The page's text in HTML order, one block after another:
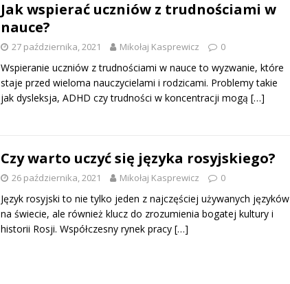
Jak wspierać uczniów z trudnościami w
nauce?
27 października, 2021 Mikołaj Kasprewicz 0
Wspieranie uczniów z trudnościami w nauce to wyzwanie, które
staje przed wieloma nauczycielami i rodzicami. Problemy takie
jak dysleksja, ADHD czy trudności w koncentracji mogą […]
Czy warto uczyć się języka rosyjskiego?
26 października, 2021 Mikołaj Kasprewicz 0
Język rosyjski to nie tylko jeden z najczęściej używanych języków
na świecie, ale również klucz do zrozumienia bogatej kultury i
historii Rosji. Współczesny rynek pracy […]